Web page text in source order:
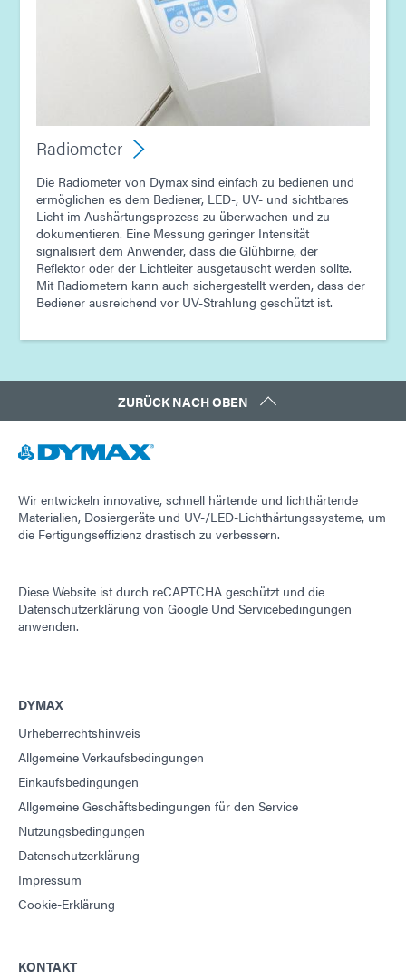
Radiometer
Die Radiometer von Dymax sind einfach zu bedienen und
ermöglichen es dem Bediener, LED-, UV- und sichtbares
Licht im Aushärtungsprozess zu überwachen und zu
dokumentieren. Eine Messung geringer Intensität
signalisiert dem Anwender, dass die Glühbirne, der
Reflektor oder der Lichtleiter ausgetauscht werden sollte.
Mit Radiometern kann auch sichergestellt werden, dass der
Bediener ausreichend vor UV-Strahlung geschützt ist.
ZURÜCK NACH OBEN
Wir entwickeln innovative, schnell härtende und lichthärtende
Materialien, Dosiergeräte und UV-/LED-Lichthärtungssysteme, um
die Fertigungseffizienz drastisch zu verbessern.
Diese Website ist durch reCAPTCHA geschützt und die
Datenschutzerklärung von Google Und Servicebedingungen
anwenden.
DYMAX
Urheberrechtshinweis
Allgemeine Verkaufsbedingungen
Einkaufsbedingungen
Allgemeine Geschäftsbedingungen für den Service
Nutzungsbedingungen
Datenschutzerklärung
Impressum
Cookie-Erklärung
KONTAKT